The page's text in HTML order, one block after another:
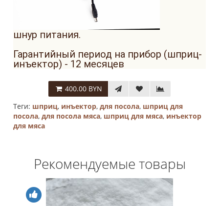
шнур питания.
Гарантийный период на прибор (шприц-
инъектор) - 12 месяцев
400.00 BYN
Теги: шприц, инъектор, для посола, шприц для
посола, для посола мяса, шприц для мяса, инъектор
для мяса
Рекомендуемые товары